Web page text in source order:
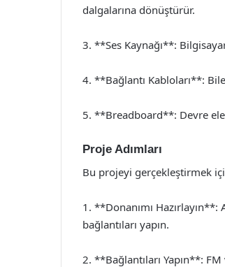
dalgalarına dönüştürür.
3. **Ses Kaynağı**:
4. **Bağlantı Kabloları**:
5. **Breadboard**: Devre
Proje Adımları
Bu projeyi gerçekleştirmek
1. **Donanımı
bağlantıları yapın.
2. **Bağlantıları Yapın**: